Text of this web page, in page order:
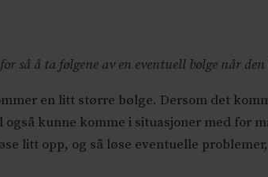
så å ta følgene av en eventuell bølge når den
en litt større bølge. Dersom det
kunne komme i situasjoner med for
litt opp, og så løse eventuelle